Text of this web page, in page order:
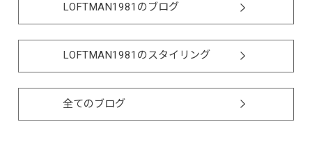
LOFTMAN1981のブログ
LOFTMAN1981のスタイリング
全てのブログ